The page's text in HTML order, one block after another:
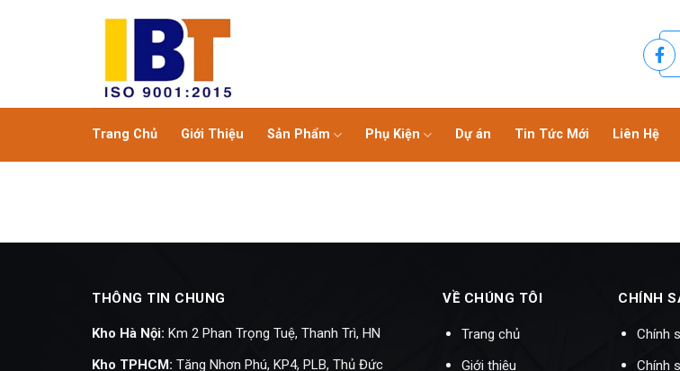
Trang Chủ Giới Thiệu Sản Phẩm Phụ Kiện Dự án Tin Tức Mới Liên Hệ
THÔNG TIN CHUNG
Kho Hà Nội: Km 2 Phan Trọng Tuệ, Thanh Trì, HN
Kho TPHCM: Tăng Nhơn Phú, KP4, PLB, Thủ Đức
VỀ CHÚNG TÔI
Trang chủ
Giới thiệu
CHÍNH
Chính
Chính